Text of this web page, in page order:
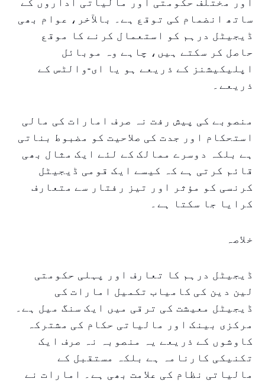
ساتھ انضمام کی توقع ہے۔ بالآخر، عوام بھی
ڈیجیٹل درہم کو استعمال کرنے کا موقع
حاصل کر سکتے ہیں، چاہے وہ موبائل
اپلیکیشنز کے ذریعے ہو یا ای-والٹس کے
ذریعے۔
منصوبے کی پیش رفت نہ صرف امارات کی مالی
استحکام اور جدت کی صلاحیت کو مضبوط بناتی
ہے بلکہ دوسرے ممالک کے لئے ایک مثال بھی
قائم کرتی ہے کہ کیسے ایک قومی ڈیجیٹل
کرنسی کو مؤثر اور تیز رفتار سے متعارف
کرایا جا سکتا ہے۔
خلاصہ
ڈیجیٹل درہم کا تعارف اور پہلی حکومتی
لین دین کی کامیاب تکمیل امارات کی
ڈیجیٹل معیشت کی ترقی میں ایک سنگ میل ہے۔
مرکزی بینک اور مالیاتی حکام کی مشترکہ
کاوشوں کے ذریعے یہ منصوبہ نہ صرف ایک
تکنیکی کارنامہ ہے بلکہ مستقبل کے
مالیاتی نظام کی علامت بھی ہے۔ امارات نے